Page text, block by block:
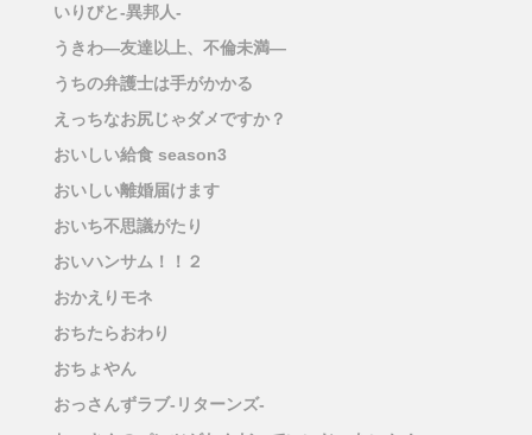
いりびと-異邦人-
うきわ―友達以上、不倫未満―
うちの弁護士は手がかかる
えっちなお尻じゃダメですか？
おいしい給食 season3
おいしい離婚届けます
おいち不思議がたり
おいハンサム！！２
おかえりモネ
おちたらおわり
おちょやん
おっさんずラブ-リターンズ-